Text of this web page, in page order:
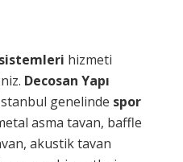
hizmeti
Decosan Yapı
genelinde spor
asma tavan, baffle
akustik tavan